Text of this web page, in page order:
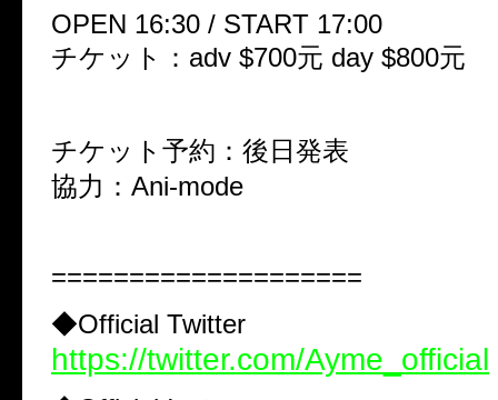
OPEN 16:30 / START 17:00
チケット：adv $700元 day $800元
チケット予約：後日発表
協力：Ani-mode
====================
◆Official Twitter
https://twitter.com/Ayme_official